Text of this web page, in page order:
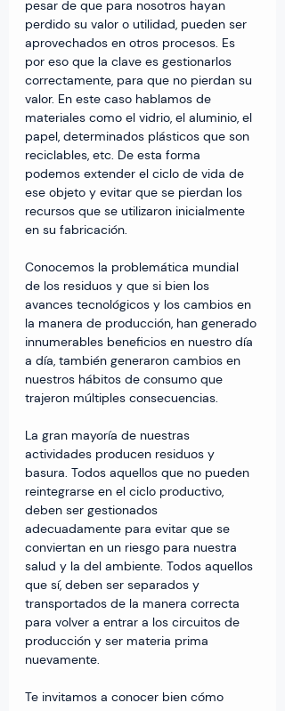
pesar de que para nosotros hayan
perdido su valor o utilidad, pueden ser
aprovechados en otros procesos. Es
por eso que la clave es gestionarlos
correctamente, para que no pierdan su
valor. En este caso hablamos de
materiales como el vidrio, el aluminio, el
papel, determinados plásticos que son
reciclables, etc. De esta forma
podemos extender el ciclo de vida de
ese objeto y evitar que se pierdan los
recursos que se utilizaron inicialmente
en su fabricación.
Conocemos la problemática mundial
de los residuos y que si bien los
avances tecnológicos y los cambios en
la manera de producción, han generado
innumerables beneficios en nuestro día
a día, también generaron cambios en
nuestros hábitos de consumo que
trajeron múltiples consecuencias.
La gran mayoría de nuestras
actividades producen residuos y
basura. Todos aquellos que no pueden
reintegrarse en el ciclo productivo,
deben ser gestionados
adecuadamente para evitar que se
conviertan en un riesgo para nuestra
salud y la del ambiente. Todos aquellos
que sí, deben ser separados y
transportados de la manera correcta
para volver a entrar a los circuitos de
producción y ser materia prima
nuevamente.
Te invitamos a conocer bien cómo